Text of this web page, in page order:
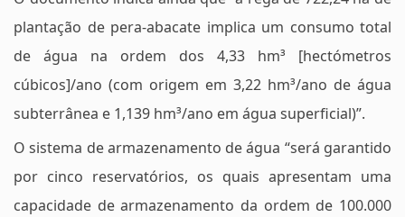
plantação de pera-abacate implica um consumo total
de água na ordem dos 4,33 hm³ [hectómetros
cúbicos]/ano (com origem em 3,22 hm³/ano de água
subterrânea e 1,139 hm³/ano em água superficial)”.
O sistema de armazenamento de água “será garantido
por cinco reservatórios, os quais apresentam uma
capacidade de armazenamento da ordem de 100.000